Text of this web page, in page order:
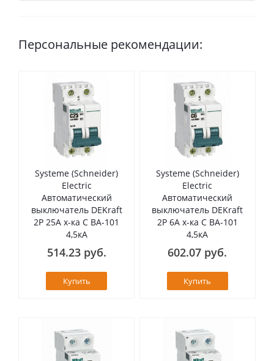
Персональные рекомендации:
Systeme (Schneider)
Electric
Автоматический
выключатель DEKraft
2Р 25А х-ка C ВА-101
4,5кА
514.23 руб.
Купить
Systeme (Schneider)
Electric
Автоматический
выключатель DEKraft
2Р 6А х-ка C ВА-101
4,5кА
602.07 руб.
Купить